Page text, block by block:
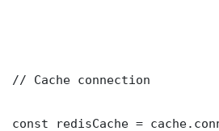
// Cache connection
const redisCache =